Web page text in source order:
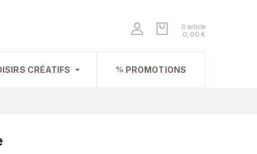
0 article
0,00 €
CRÉATIFS PROMOTIONS